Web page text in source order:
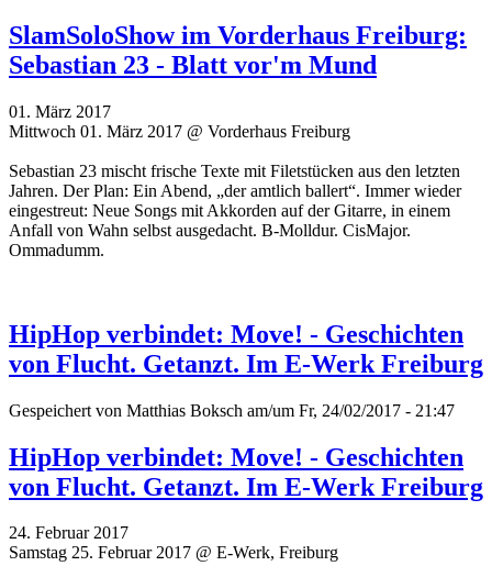
SlamSoloShow im Vorderhaus Freiburg:
Sebastian 23 - Blatt vor'm Mund
01. März 2017
Mittwoch 01. März 2017 @ Vorderhaus Freiburg
Sebastian 23 mischt frische Texte mit Filetstücken aus den letzten
Jahren. Der Plan: Ein Abend, „der amtlich ballert“. Immer wieder
eingestreut: Neue Songs mit Akkorden auf der Gitarre, in einem
Anfall von Wahn selbst ausgedacht. B-Molldur. CisMajor.
Ommadumm.
HipHop verbindet: Move! - Geschichten
von Flucht. Getanzt. Im E-Werk Freiburg
Gespeichert von Matthias Boksch am/um Fr, 24/02/2017 - 21:47
HipHop verbindet: Move! - Geschichten
von Flucht. Getanzt. Im E-Werk Freiburg
24. Februar 2017
Samstag 25. Februar 2017 @ E-Werk, Freiburg